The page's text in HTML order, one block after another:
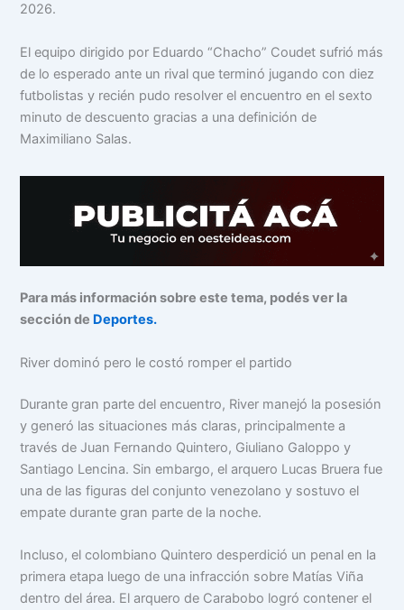
2026.
El equipo dirigido por Eduardo “Chacho” Coudet sufrió más
de lo esperado ante un rival que terminó jugando con diez
futbolistas y recién pudo resolver el encuentro en el sexto
minuto de descuento gracias a una definición de
Maximiliano Salas.
Para más información sobre este tema, podés ver la
sección de Deportes.
River dominó pero le costó romper el partido
Durante gran parte del encuentro, River manejó la posesión
y generó las situaciones más claras, principalmente a
través de Juan Fernando Quintero, Giuliano Galoppo y
Santiago Lencina. Sin embargo, el arquero Lucas Bruera fue
una de las figuras del conjunto venezolano y sostuvo el
empate durante gran parte de la noche.
Incluso, el colombiano Quintero desperdició un penal en la
primera etapa luego de una infracción sobre Matías Viña
dentro del área. El arquero de Carabobo logró contener el